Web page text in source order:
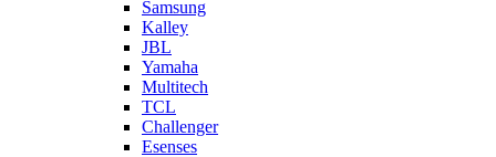
Samsung
Kalley
JBL
Yamaha
Multitech
TCL
Challenger
Esenses